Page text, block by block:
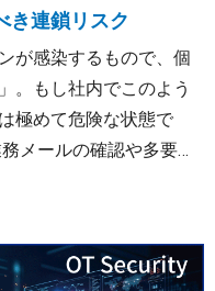
き連鎖リスク
が感染するもので、個
。もし社内でこのよう
極めて危険な状態で
メールの確認や多要素
トフォンが利用される
トフォンを、新たな侵
本記事では、スマート